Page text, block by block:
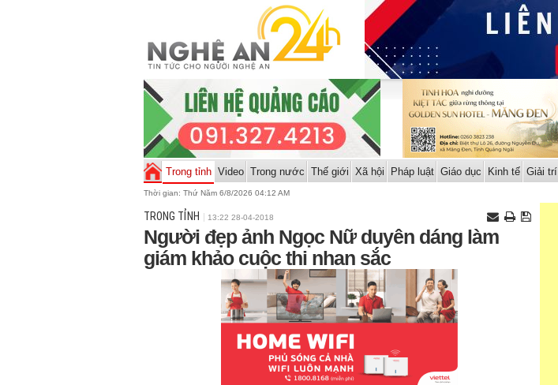
Trong tỉnh Video Trong nước Thế giới Xã hội Pháp luật Giáo dục Kinh tế Giải trí
Thời gian: Thứ Năm 6/8/2026 04:12 AM
TRONG TỈNH 13:22 28-04-2018
Người đẹp ảnh Ngọc Nữ duyên dáng làm
giám khảo cuộc thi nhan sắc